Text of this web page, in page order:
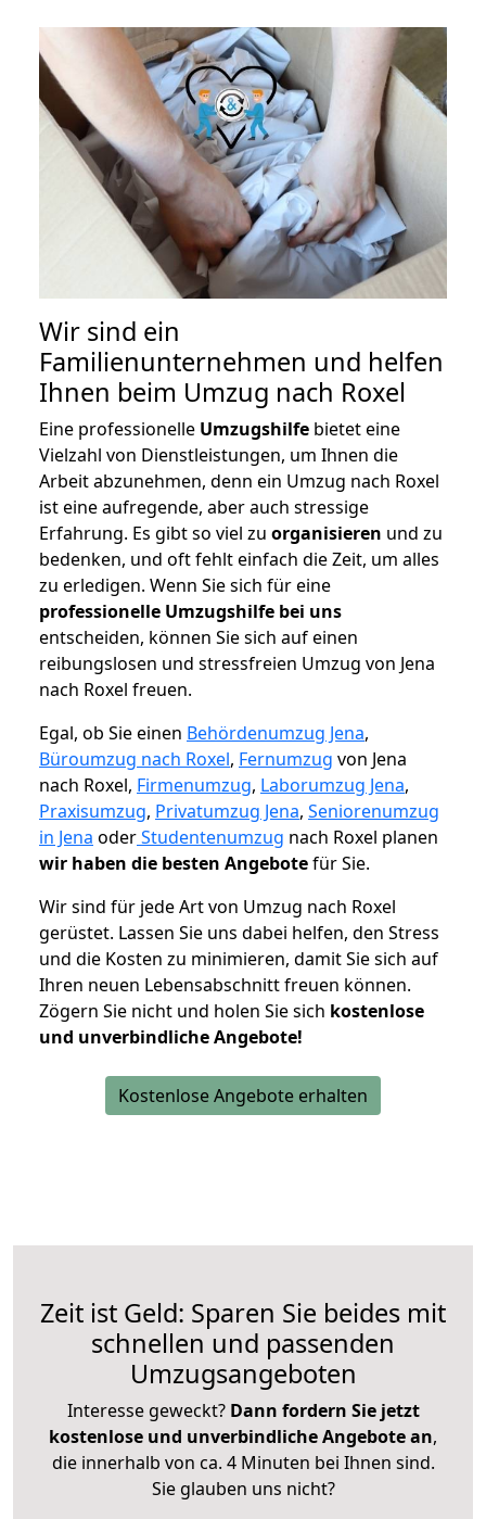
Wir sind ein
Familienunternehmen und helfen
Ihnen beim Umzug nach Roxel
Eine professionelle Umzugshilfe bietet eine
Vielzahl von Dienstleistungen, um Ihnen die
Arbeit abzunehmen, denn ein Umzug nach Roxel
ist eine aufregende, aber auch stressige
Erfahrung. Es gibt so viel zu organisieren und zu
bedenken, und oft fehlt einfach die Zeit, um alles
zu erledigen. Wenn Sie sich für eine
professionelle Umzugshilfe bei uns
entscheiden, können Sie sich auf einen
reibungslosen und stressfreien Umzug von Jena
nach Roxel freuen.
Egal, ob Sie einen Behördenumzug Jena,
Büroumzug nach Roxel, Fernumzug von Jena
nach Roxel, Firmenumzug, Laborumzug Jena,
Praxisumzug, Privatumzug Jena, Seniorenumzug
in Jena oderStudentenumzug nach Roxel planen
wir haben die besten Angebotefür Sie.
Wir sind für jede Art von Umzug nach Roxel
gerüstet. Lassen Sie uns dabei helfen, den Stress
und die Kosten zu minimieren, damit Sie sich auf
Ihren neuen Lebensabschnitt freuen können.
Zögern Sie nicht und holen Sie sich kostenlose
und unverbindliche Angebote!
Kostenlose Angebote erhalten
Zeit ist Geld: Sparen Sie beides mit
schnellen und passenden
Umzugsangeboten
Interesse geweckt? Dann fordern Sie jetzt
kostenlose und unverbindliche Angebote an,
die innerhalb von ca. 4 Minuten bei Ihnen sind.
Sie glauben uns nicht?